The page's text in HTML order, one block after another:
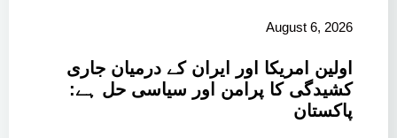
August 6, 2026
اولین امریکا اور ایران کے درمیان جاری
کشیدگی کا پرامن اور سیاسی حل ہے:
پاکستان